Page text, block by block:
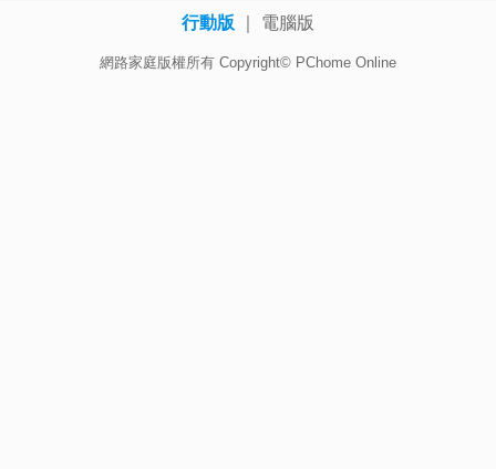
行動版 電腦版
網路家庭版權所有 Copyright© PChome Online